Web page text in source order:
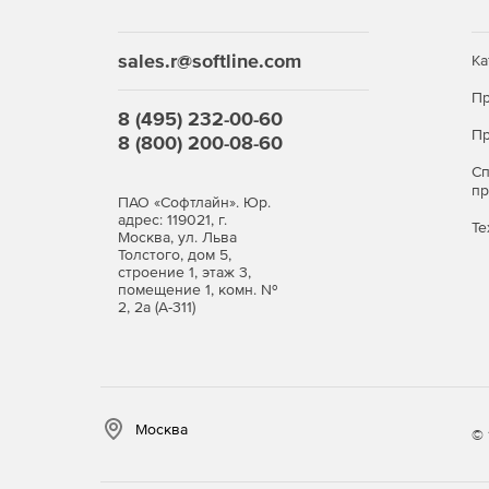
Интернет-браузер Firefox.
Почтовый клиент Thunderbird.
Средства для работы с PDF.
Средства резервного копирования и
Набор кодеков для воспроизведения
Почтовый сервер.
sales.r@softline.com
8 (495) 232-00-60
8 (800) 200-08-60
ПАО «Софтлайн». Юр.
адрес: 119021, г.
Москва, ул. Льва
Толстого, дом 5,
строение 1, этаж 3,
помещение 1, комн. №
2, 2а (А-311)
Москва ©